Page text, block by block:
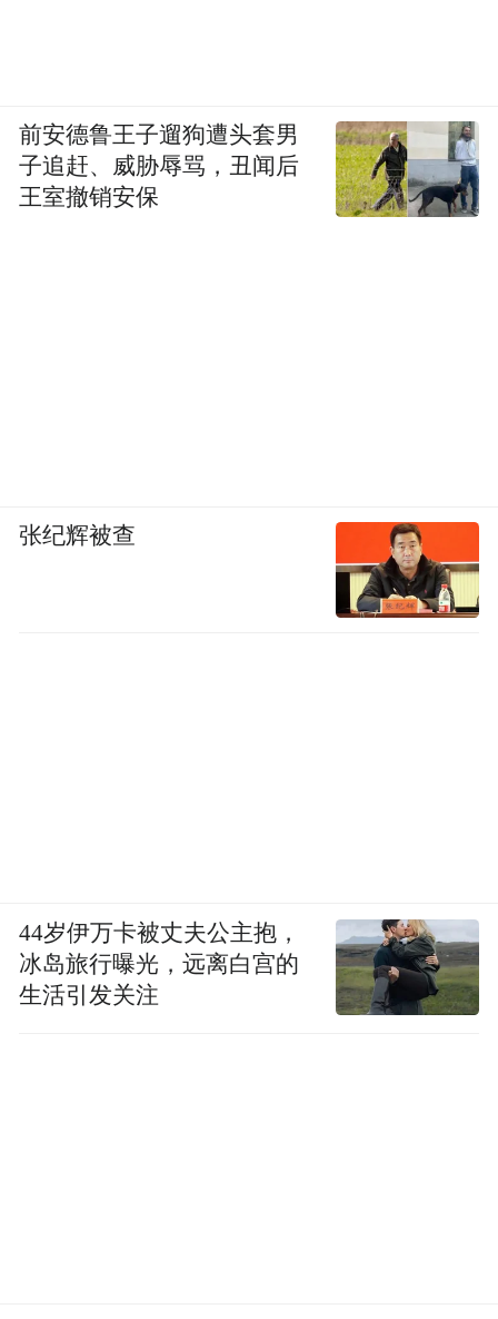
前安德鲁王子遛狗遭头套男
子追赶、威胁辱骂，丑闻后
王室撤销安保
张纪辉被查
44岁伊万卡被丈夫公主抱，
冰岛旅行曝光，远离白宫的
生活引发关注